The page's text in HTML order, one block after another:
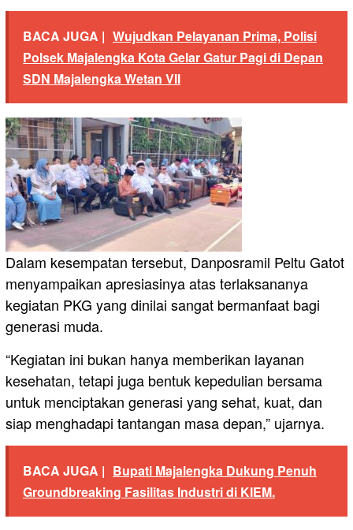
BACA JUGA | Wujudkan Pelayanan Prima, Polisi
Polsek Majalengka Kota Gelar Gatur Pagi di Depan
SDN Majalengka Wetan VII
Dalam kesempatan tersebut, Danposramil Peltu Gatot
menyampaikan apresiasinya atas terlaksananya
kegiatan PKG yang dinilai sangat bermanfaat bagi
generasi muda.
“Kegiatan ini bukan hanya memberikan layanan
kesehatan, tetapi juga bentuk kepedulian bersama
untuk menciptakan generasi yang sehat, kuat, dan
siap menghadapi tantangan masa depan,” ujarnya.
BACA JUGA | Bupati Majalengka Dukung Penuh
Groundbreaking Fasilitas Industri di KIEM.